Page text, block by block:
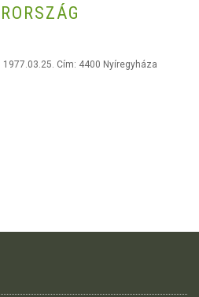
Cím: 4400 Nyíregyháza